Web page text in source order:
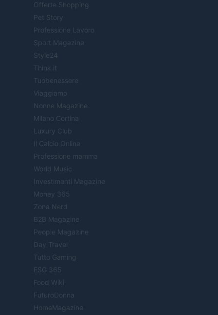
Offerte Shopping
Pet Story
Professione Lavoro
Sport Magazine
Style24
Think.it
Tuobenessere
Viaggiamo
Nonne Magazine
Milano Cortina
Luxury Club
Il Calcio Online
Professione mamma
World Music
Investimenti Magazine
Money 365
Zona Nerd
B2B Magazine
People Magazine
Day Travel
Tutto Gaming
ESG 365
Food Wiki
FuturoDonna
HomeMagazine